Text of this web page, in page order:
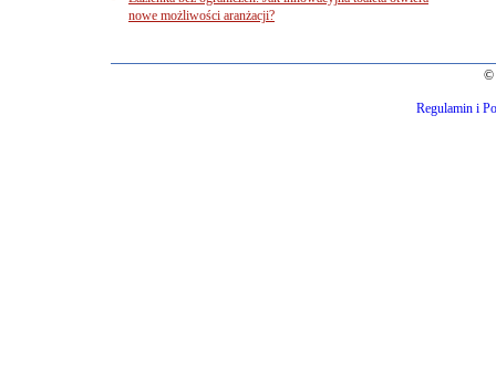
nowe możliwości aranżacji?
©
Regulamin i